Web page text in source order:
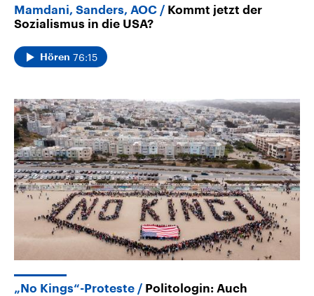
Mamdani, Sanders, AOC
Kommt jetzt der
Sozialismus in die USA?
Hören 76:15
„No Kings“-Proteste
Politologin: Auch